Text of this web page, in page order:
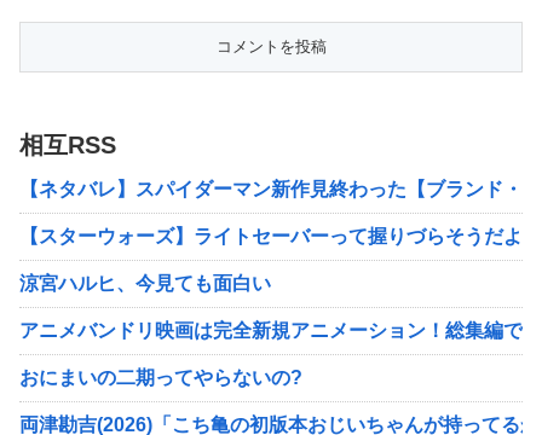
相互RSS
【ネタバレ】スパイダーマン新作見終わった【ブランド・
【スターウォーズ】ライトセーバーって握りづらそうだよ
涼宮ハルヒ、今見ても面白い
アニメバンドリ映画は完全新規アニメーション！総集編
おにまいの二期ってやらないの?
両津勘吉(2026)「こち亀の初版本おじいちゃんが持ってる